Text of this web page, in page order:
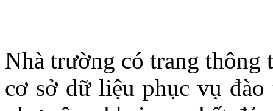
Nhà trường có trang thông
cơ sở dữ liệu phục vụ đào